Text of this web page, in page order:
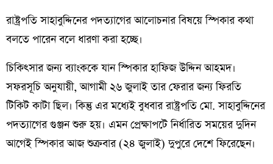
রাষ্ট্রপতি সাহাবুদ্দিনের পদত্যাগের আলোচনার বিষয়ে স্পিকার কথা
বলতে পারেন বলে ধারণা করা হচ্ছে।
চিকিৎসার জন্য ব্যাংককে যান স্পিকার হাফিজ উদ্দিন আহমদ।
সফরসূচি অনুযায়ী, আগামী ২৬ জুলাই তার ফেরার জন্য ফিরতি
টিকিট কাটা ছিল। কিন্তু এর মধ্যেই বুধবার রাষ্ট্রপতি মো. সাহাবুদ্দিনের
পদত্যাগের গুঞ্জন শুরু হয়। এমন প্রেক্ষাপটে নির্ধারিত সময়ের দুদিন
আগেই স্পিকার আজ শুক্রবার (২৪ জুলাই) দুপুরে দেশে ফিরেছেন।